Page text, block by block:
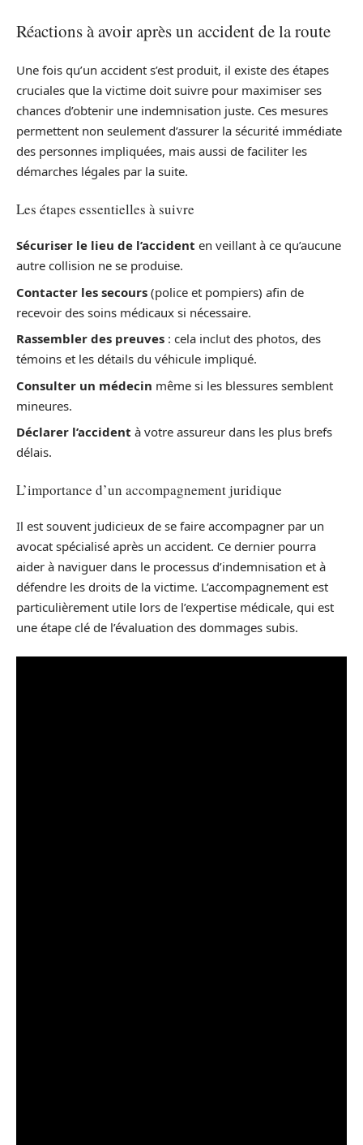
Réactions à avoir après un accident de la route
Une fois qu’un accident s’est produit, il existe des étapes
cruciales que la victime doit suivre pour maximiser ses
chances d’obtenir une indemnisation juste. Ces mesures
permettent non seulement d’assurer la sécurité immédiate
des personnes impliquées, mais aussi de faciliter les
démarches légales par la suite.
Les étapes essentielles à suivre
Sécuriser le lieu de l’accident en veillant à ce qu’aucune
autre collision ne se produise.
Contacter les secours (police et pompiers) afin de
recevoir des soins médicaux si nécessaire.
Rassembler des preuves : cela inclut des photos, des
témoins et les détails du véhicule impliqué.
Consulter un médecin même si les blessures semblent
mineures.
Déclarer l’accident à votre assureur dans les plus brefs
délais.
L’importance d’un accompagnement juridique
Il est souvent judicieux de se faire accompagner par un
avocat spécialisé après un accident. Ce dernier pourra
aider à naviguer dans le processus d’indemnisation et à
défendre les droits de la victime. L’accompagnement est
particulièrement utile lors de l’expertise médicale, qui est
une étape clé de l’évaluation des dommages subis.